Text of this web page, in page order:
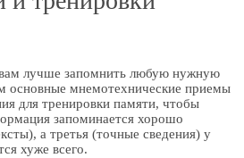
лучше запомнить любую нужную
основные мнемотехнические приемы
для тренировки памяти, чтобы
запоминается хорошо
а третья (точные сведения) у
хуже всего.